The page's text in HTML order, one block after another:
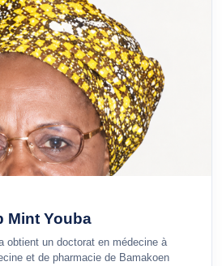
Mint Youba
obtient un doctorat en médecine à
et de pharmacie de Bamakoen